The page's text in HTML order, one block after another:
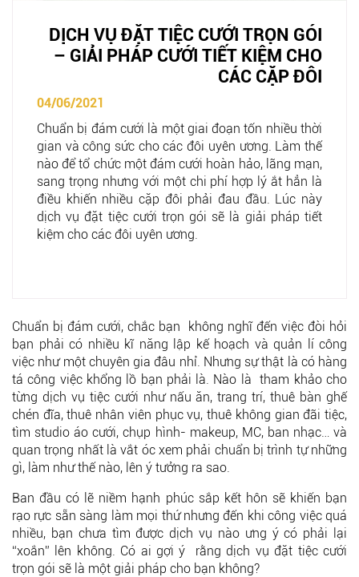
DỊCH VỤ ĐẶT TIỆC CƯỚI TRỌN GÓI
– GIẢI PHÁP CƯỚI TIẾT KIỆM CHO
CÁC CẶP ĐÔI
04/06/2021
Chuẩn bị đám cưới là một giai đoạn tốn nhiều thời
gian và công sức cho các đôi uyên ương. Làm thế
nào để tổ chức một đám cưới hoàn hảo, lãng mạn,
sang trọng nhưng với một chi phí hợp lý ắt hẳn là
điều khiến nhiều cặp đôi phải đau đầu. Lúc này
dịch vụ đặt tiệc cưới trọn gói sẽ là giải pháp tiết
kiệm cho các đôi uyên ương.
Chuẩn bị đám cưới, chắc bạn không nghĩ đến việc đòi hỏi
bạn phải có nhiều kĩ năng lập kế hoạch và quản lí công
việc như một chuyên gia đâu nhỉ. Nhưng sự thật là có hàng
tá công việc khổng lồ bạn phải là. Nào là tham khảo cho
từng dịch vụ tiệc cưới như nấu ăn, trang trí, thuê bàn ghế
chén đĩa, thuê nhân viên phục vụ, thuê không gian đãi tiệc,
tìm studio áo cưới, chụp hình- makeup, MC, ban nhạc… và
quan trọng nhất là vắt óc xem phải chuẩn bị trình tự những
gì, làm như thế nào, lên ý tưởng ra sao.
Ban đầu có lẽ niềm hạnh phúc sắp kết hôn sẽ khiến bạn
rạo rực sẵn sàng làm mọi thứ nhưng đến khi công việc quá
nhiều, bạn chưa tìm được dịch vụ nào ưng ý có phải lại
“xoắn” lên không. Có ai gợi ý rằng dịch vụ đặt tiệc cưới
trọn gói sẽ là một giải pháp cho bạn không?